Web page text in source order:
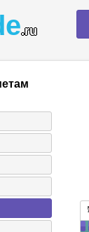
.ru